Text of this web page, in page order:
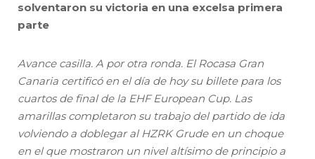
solventaron su victoria en una excelsa primera
parte
Avance casilla. A por otra ronda. El Rocasa Gran
Canaria certificó en el día de hoy su billete para los
cuartos de final de la EHF European Cup. Las
amarillas completaron su trabajo del partido de ida
volviendo a doblegar al HZRK Grude en un choque
en el que mostraron un nivel altísimo de principio a